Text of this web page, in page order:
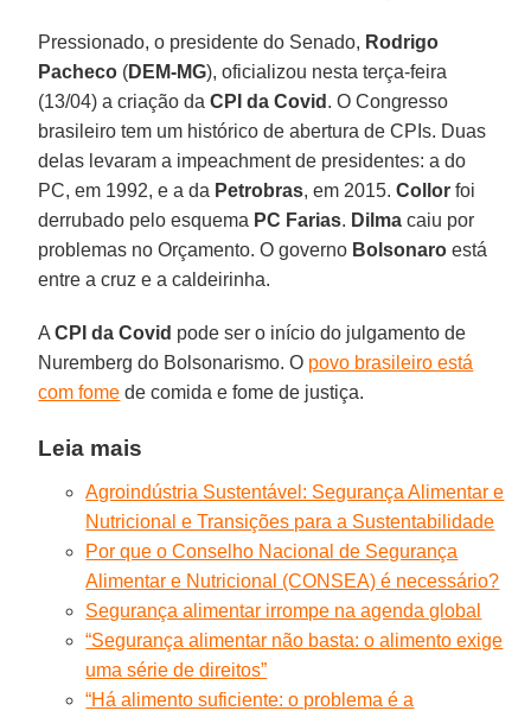
Pressionado, o presidente do Senado, Rodrigo
Pacheco (DEM-MG), oficializou nesta terça-feira
(13/04) a criação daCPI da Covid . O Congresso
brasileiro tem um histórico de abertura de CPIs. Duas
delas levaram a impeachment de presidentes: a do
PC, em 1992, e a da Petrobras, em 2015.Collor foi
derrubado pelo esquema PC Farias. Dilma caiu por
problemas no Orçamento. O governo Bolsonaro está
entre a cruz e a caldeirinha.
ACPI da Covid pode ser o início do julgamento de
Nuremberg do Bolsonarismo. O povo brasileiro está
com fome de comida e fome de justiça.
Leia mais
Agroindústria Sustentável: Segurança Alimentar e
Nutricional e Transições para a Sustentabilidade
Por que o Conselho Nacional de Segurança
Alimentar e Nutricional (CONSEA) é necessário?
Segurança alimentar irrompe na agenda global
“Segurança alimentar não basta: o alimento exige
uma série de direitos”
“Há alimento suficiente: o problema é a